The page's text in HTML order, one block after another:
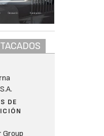
DE
Group